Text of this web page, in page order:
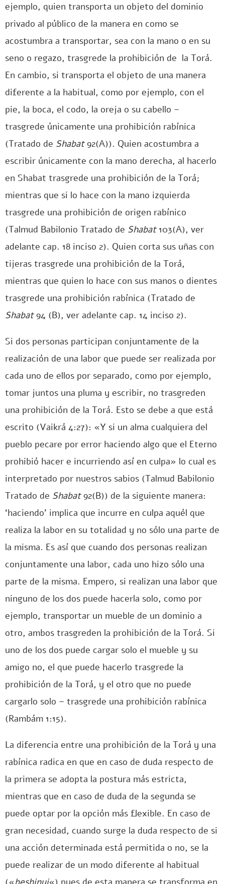
ejemplo, quien transporta un objeto del dominio
privado al público de la manera en como se
acostumbra a transportar, sea con la mano o en su
seno o regazo, trasgrede la prohibición de la Torá.
En cambio, si transporta el objeto de una manera
diferente a la habitual, como por ejemplo, con el
pie, la boca, el codo, la oreja o su cabello –
trasgrede únicamente una prohibición rabínica
(Tratado de Shabat92(A)). Quien acostumbra a
escribir únicamente con la mano derecha, al hacerlo
en Shabat trasgrede una prohibición de la Torá;
mientras que si lo hace con la mano izquierda
trasgrede una prohibición de origen rabínico
(Talmud Babilonio Tratado de Shabat 103(A), ver
adelante cap. 18 inciso 2). Quien corta sus uñas con
tijeras trasgrede una prohibición de la Torá,
mientras que quien lo hace con sus manos o dientes
trasgrede una prohibición rabínica (Tratado de
Shabat94 (B), ver adelante cap. 14 inciso 2).
Si dos personas participan conjuntamente de la
realización de una labor que puede ser realizada por
cada uno de ellos por separado, como por ejemplo,
tomar juntos una pluma y escribir, no trasgreden
una prohibición de la Torá. Esto se debe a que está
escrito (Vaikrá 4:27): «Y si un alma cualquiera del
pueblo pecare por error haciendo algo que el Eterno
prohibió hacer e incurriendo así en culpa» lo cual es
interpretado por nuestros sabios (Talmud Babilonio
Tratado de Shabat92(B)) de la siguiente manera:
‘haciendo’ implica que incurre en culpa aquél que
realiza la labor en su totalidad y no sólo una parte de
la misma. Es así que cuando dos personas realizan
conjuntamente una labor, cada uno hizo sólo una
parte de la misma. Empero, si realizan una labor que
ninguno de los dos puede hacerla solo, como por
ejemplo, transportar un mueble de un dominio a
otro, ambos trasgreden la prohibición de la Torá. Si
uno de los dos puede cargar solo el mueble y su
amigo no, el que puede hacerlo trasgrede la
prohibición de la Torá, y el otro que no puede
cargarlo solo – trasgrede una prohibición rabínica
(Rambám 1:15).
La diferencia entre una prohibición de la Torá y una
rabínica radica en que en caso de duda respecto de
la primera se adopta la postura más estricta,
mientras que en caso de duda de la segunda se
puede optar por la opción más flexible. En caso de
gran necesidad, cuando surge la duda respecto de si
una acción determinada está permitida o no, se la
puede realizar de un modo diferente al habitual